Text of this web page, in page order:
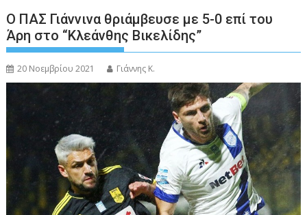
Ο ΠΑΣ Γιάννινα θριάμβευσε με 5-0 επί του
Άρη στο “Κλεάνθης Βικελίδης”
20 Νοεμβρίου 2021 Γιάννης Κ.